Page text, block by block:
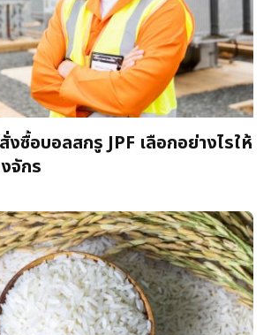
ซื้อบอลสกรู JPF เลือกอย่างไรให้
จักร